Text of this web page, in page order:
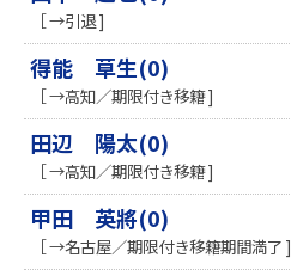
［ →引退 ]
得能 草生(0)
［ →高知／期限付き移籍 ]
田辺 陽太(0)
［ →高知／期限付き移籍 ]
甲田 英將(0)
［ →名古屋／期限付き移籍期間満了 ]